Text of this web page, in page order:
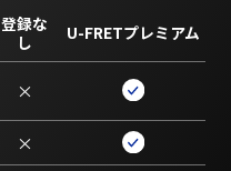
登録な
し
U-FRETプレミアム
×
×